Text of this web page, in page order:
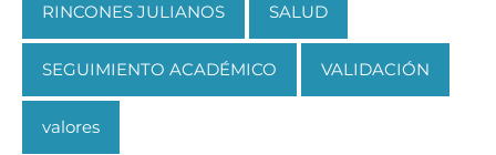
RINCONES JULIANOS SALUD
SEGUIMIENTO ACADÉMICO VALIDACIÓN
valores